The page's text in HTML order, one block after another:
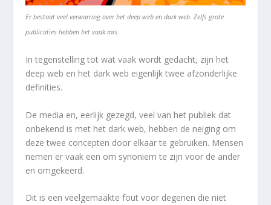
Er bestaat veel verwarring over het deep web en dark web. Zelfs grote
publicaties hebben het vaak mis.
In tegenstelling tot wat vaak wordt gedacht, zijn het
deep web en het dark web eigenlijk twee afzonderlijke
definities.
De media en, eerlijk gezegd, veel van het publiek dat
onbekend is met het dark web, hebben de neiging om
deze twee concepten door elkaar te gebruiken. Mensen
nemen er vaak een om synoniem te zijn voor de ander
en omgekeerd.
Dit is een veelgemaakte fout voor degenen die niet